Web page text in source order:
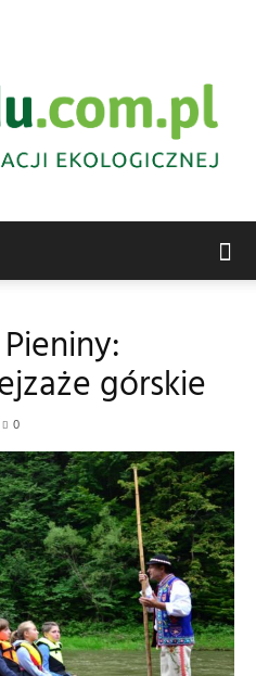
ekologiczna
Abrys
górskie
0